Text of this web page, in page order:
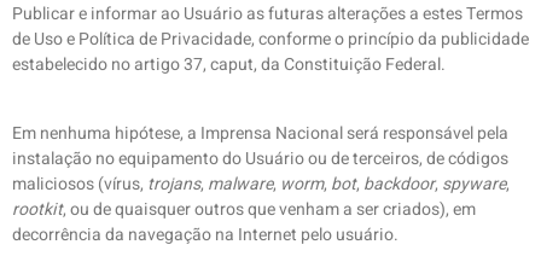
Publicar e informar ao Usuário as futuras alterações a estes Termos
de Uso e Política de Privacidade, conforme o princípio da publicidade
estabelecido no artigo 37, caput, da Constituição Federal.
Em nenhuma hipótese, a Imprensa Nacional será responsável pela
instalação no equipamento do Usuário ou de terceiros, de códigos
maliciosos (vírus, trojans, malware, worm, bot, backdoor, spyware,
rootkit, ou de quaisquer outros que venham a ser criados), em
decorrência da navegação na Internet pelo usuário.